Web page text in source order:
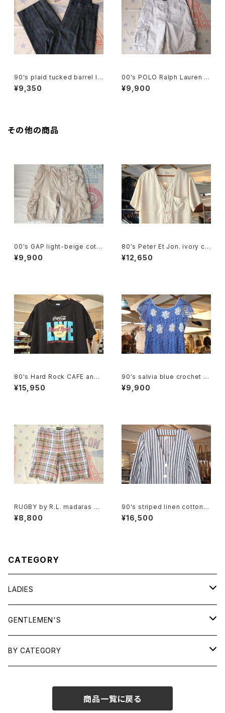
90's plaid tucked barrel le
g Pants
¥9,350
00's POLO Ralph Lauren b
eige cargo chino Shorts
¥9,900
その他の商品
00's GAP light-beige cotto
n-twill cargo Shorts
¥9,900
80's Peter Et Jon. ivory chi
nese-button silk Shirt
¥12,650
80's Hard Rock CAFE and
Coca-Cola live Tee "Made
in U.S.A."
¥15,950
90's salvia blue crochet b
abydoll Top
¥9,900
RUGBY by R.L. madaras pl
aid cotton Shorts
¥8,800
90's striped linen cotton V
-neck Jacket
¥16,500
CATEGORY
LADIES
TOPS
SHIRTS
OUTERWEAR
GENTLEMEN'S
TOPS
BY CATEGORY
商品一覧に戻る